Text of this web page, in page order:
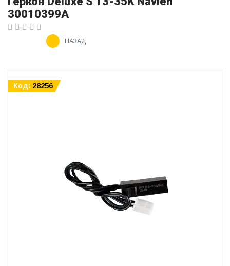
30010399A
НАЗАД
Код: 28256